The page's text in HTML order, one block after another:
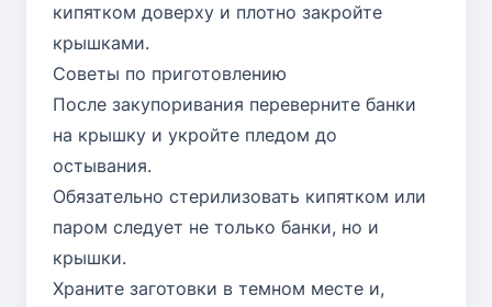
кипятком доверху и плотно закройте
крышками.
Советы по приготовлению
После закупоривания переверните банки
на крышку и укройте пледом до
остывания.
Обязательно стерилизовать кипятком или
паром следует не только банки, но и
крышки.
Храните заготовки в темном месте и,